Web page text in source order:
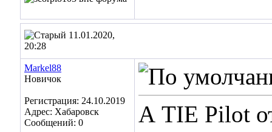
11.01.2020,
20:28
Markel88
Новичок
Регистрация: 24.10.2019
Адрес: Хабаровск
Сообщений: 0
А TIE Pilot